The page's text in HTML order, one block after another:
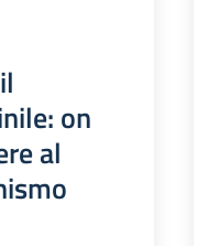
on
al